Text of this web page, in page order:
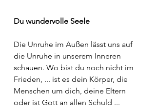
Du wundervolle Seele
Die Unruhe im Außen lässt uns auf
die Unruhe in unserem Inneren
schauen. Wo bist du noch nicht im
Frieden, ... ist es dein Körper, die
Menschen um dich, deine Eltern
oder ist Gott an allen Schuld ...